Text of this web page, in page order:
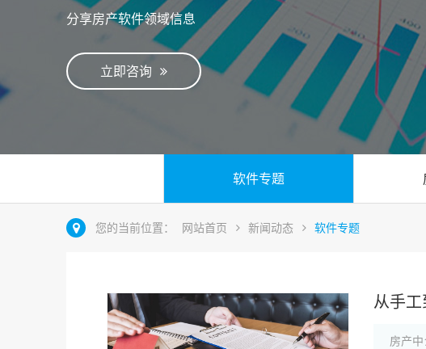
分享房产软件领域信息
立即咨询
软件专题
您的当前位置： 网站首页 新闻动态 软件专题
从手
房产